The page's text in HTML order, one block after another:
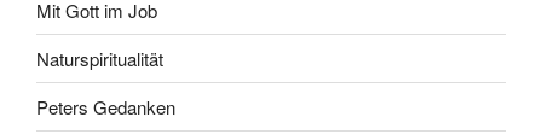
Mit Gott im Job
Naturspiritualität
Peters Gedanken